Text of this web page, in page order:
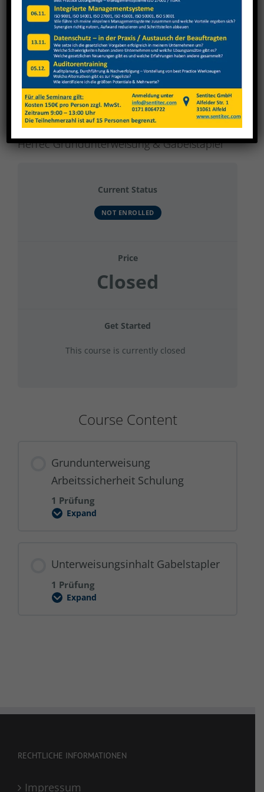
View
Larger
Image
HeiTec Grundunterweisung & Gabelstapler
Current Status
NOT ENROLLED
Price
Closed
Get Started
This course is currently closed
Course Content
Grundunterweisung
Arbeitssicherheit Schulung
1 Prüfung
Expand
Grundunterweisung
Unterweisungsinhalt Gabelstapler
1 Prüfung
Expand
Unterweisungsinhalt
RECHTLICHE INFORMATIONEN
Impressum